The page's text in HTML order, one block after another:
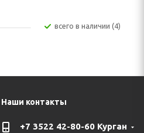
Всего в наличии (4)
Наши контакты
+7 3522 42-80-60 Курган